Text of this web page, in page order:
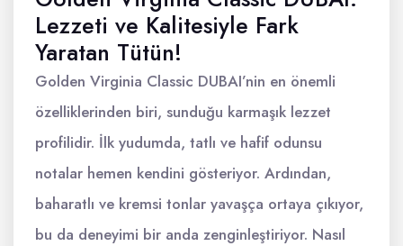
Lezzeti ve Kalitesiyle Fark
Yaratan Tütün!
Golden Virginia Classic DUBAI’nin en önemli
özelliklerinden biri, sunduğu karmaşık lezzet
profilidir. İlk yudumda, tatlı ve hafif odunsu
notalar hemen kendini gösteriyor. Ardından,
baharatlı ve kremsi tonlar yavaşça ortaya çıkıyor,
bu da deneyimi bir anda zenginleştiriyor. Nasıl